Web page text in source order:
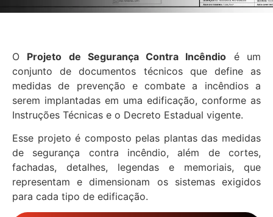
O Projeto de Segurança Contra Incêndio é um
conjunto de documentos técnicos que define as
medidas de prevenção e combate a incêndios a
serem implantadas em uma edificação, conforme as
Instruções Técnicas e o Decreto Estadual vigente.
Esse projeto é composto pelas plantas das medidas
de segurança contra incêndio, além de cortes,
fachadas, detalhes, legendas e memoriais, que
representam e dimensionam os sistemas exigidos
para cada tipo de edificação.